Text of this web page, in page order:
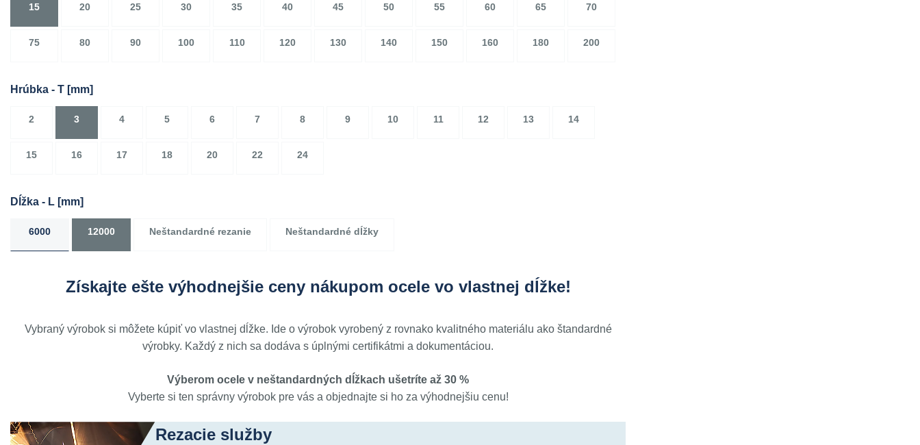
15 20 25 30 35 40 45 50 55 60 65 70
75 80 90 100 110 120 130 140 150 160 180 200
Hrúbka - T [mm]
2 3 4 5 6 7 8 9 10 11 12 13 14
15 16 17 18 20 22 24
Dĺžka - L [mm]
6000 12000 Neštandardné rezanie Neštandardné dĺžky
Získajte ešte výhodnejšie ceny nákupom ocele vo vlastnej dĺžke!
Vybraný výrobok si môžete kúpiť vo vlastnej dĺžke. Ide o výrobok vyrobený z rovnako kvalitného materiálu ako štandardné
výrobky. Každý z nich sa dodáva s úplnými certifikátmi a dokumentáciou.
Výberom ocele v neštandardných dĺžkach ušetríte až 30 %
Vyberte si ten správny výrobok pre vás a objednajte si ho za výhodnejšiu cenu!
Rezacie služby